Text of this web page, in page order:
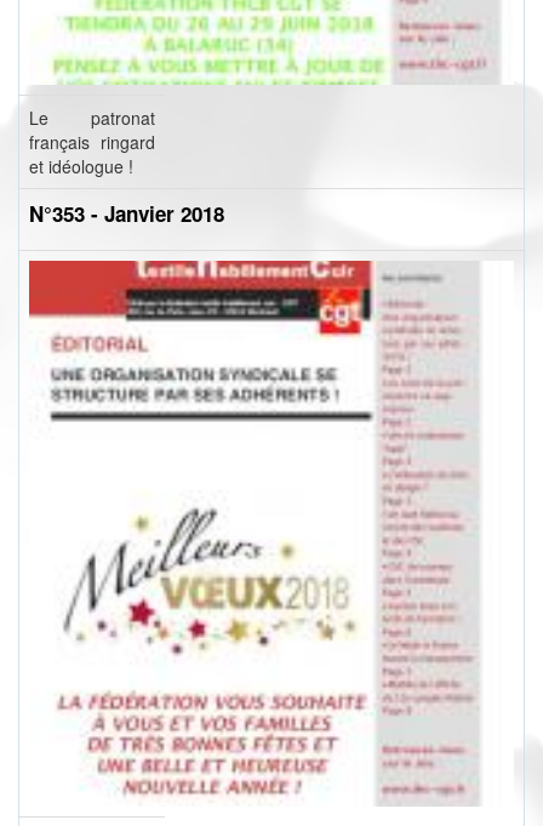
Le patronat
français ringard
et idéologue !
N°353 - Janvier 2018